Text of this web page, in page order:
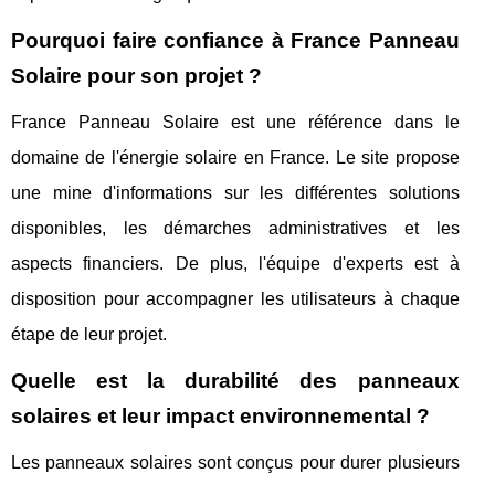
Pourquoi faire confiance à France Panneau
Solaire pour son projet ?
France Panneau Solaire est une référence dans le
domaine de l'énergie solaire en France. Le site propose
une mine d'informations sur les différentes solutions
disponibles, les démarches administratives et les
aspects financiers. De plus, l'équipe d'experts est à
disposition pour accompagner les utilisateurs à chaque
étape de leur projet.
Quelle est la durabilité des panneaux
solaires et leur impact environnemental ?
Les panneaux solaires sont conçus pour durer plusieurs